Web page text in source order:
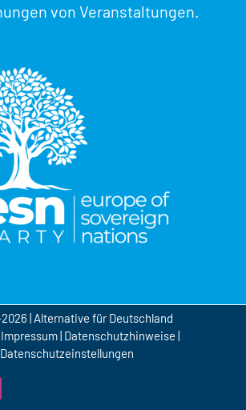
von Veranstaltungen.
| Alternative für Deutschland
Impressum| Datenschutzhinweise |
Datenschutzeinstellungen